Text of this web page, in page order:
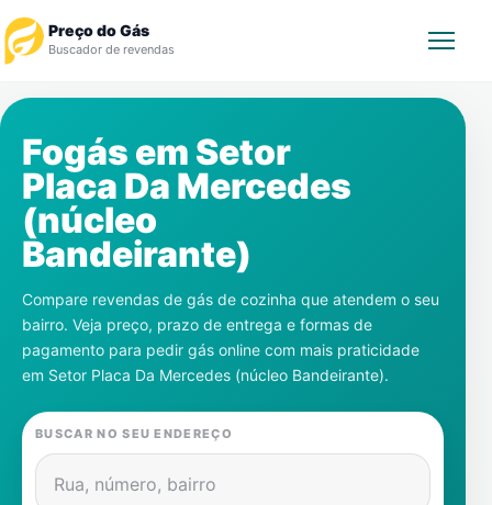
Preço do Gás
Buscador de revendas
Revendedor
Notícias
Cadastre-se
Gás
Fogás em Setor
Placa Da Mercedes
(núcleo
Bandeirante)
Compare revendas de gás de cozinha que atendem o seu
bairro. Veja preço, prazo de entrega e formas de
pagamento para pedir gás online com mais praticidade
em Setor Placa Da Mercedes (núcleo Bandeirante).
BUSCAR NO SEU ENDEREÇO
Rua, número, bairro